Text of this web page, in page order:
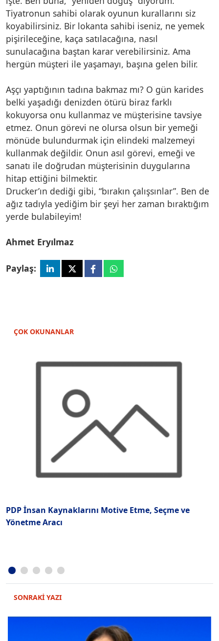
Tiyatronun sahibi olarak oyunun kurallarını siz
koyabilirsiniz. Bir lokanta sahibi iseniz, ne yemek
pişirileceğine, kaça satılacağına, nasıl
sunulacağına baştan karar verebilirsiniz. Ama
hergün müşteri ile yaşamayı, başına gelen bilir.
Aşçı yaptığının tadına bakmaz mı? O gün karides
belki yaşadığı denizden ötürü biraz farklı
kokuyorsa onu kullanmaz ve müşterisine tavsiye
etmez. Onun görevi ne olursa olsun bir yemeği
mönüde bulundurmak için elindeki malzemeyi
kullanmak değildir. Onun asıl görevi, emeği ve
sanatı ile doğrudan müşterisinin duygularına
hitap ettiğini bilmektir.
Drucker’ın dediği gibi, “bırakın çalışsınlar”. Ben de
ağız tadıyla yediğim bir şeyi her zaman bıraktığım
yerde bulabileyim!
Ahmet Eryılmaz
Paylaş:
ÇOK OKUNANLAR
PDP İnsan Kaynaklarını Motive Etme, Seçme ve
Yönetme Aracı
SONRAKİ YAZI